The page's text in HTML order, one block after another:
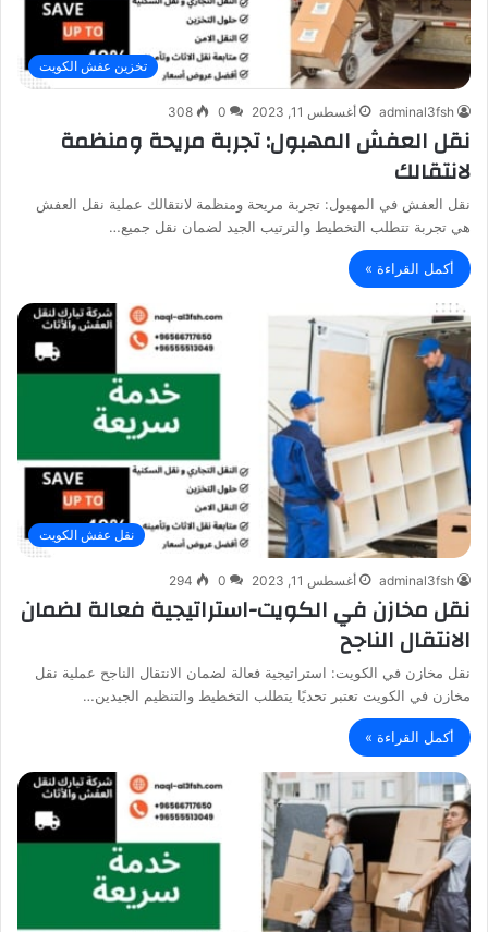
تخزين عفش الكويت
adminal3fsh أغسطس 11, 2023 0
308
نقل العفش المهبول: تجربة مريحة ومنظمة
لانتقالك
نقل العفش في المهبول: تجربة مريحة ومنظمة لانتقالك عملية نقل العفش
هي تجربة تتطلب التخطيط والترتيب الجيد لضمان نقل جميع…
أكمل القراءة »
نقل عفش الكويت
adminal3fsh أغسطس 11, 2023 0
294
نقل مخازن في الكويت-استراتيجية فعالة لضمان
الانتقال الناجح
نقل مخازن في الكويت: استراتيجية فعالة لضمان الانتقال الناجح عملية نقل
مخازن في الكويت تعتبر تحديًا يتطلب التخطيط والتنظيم الجيدين…
أكمل القراءة »